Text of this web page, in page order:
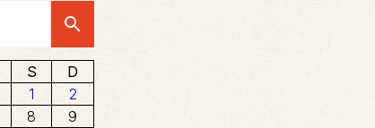
search
S
D
1
2
8
9